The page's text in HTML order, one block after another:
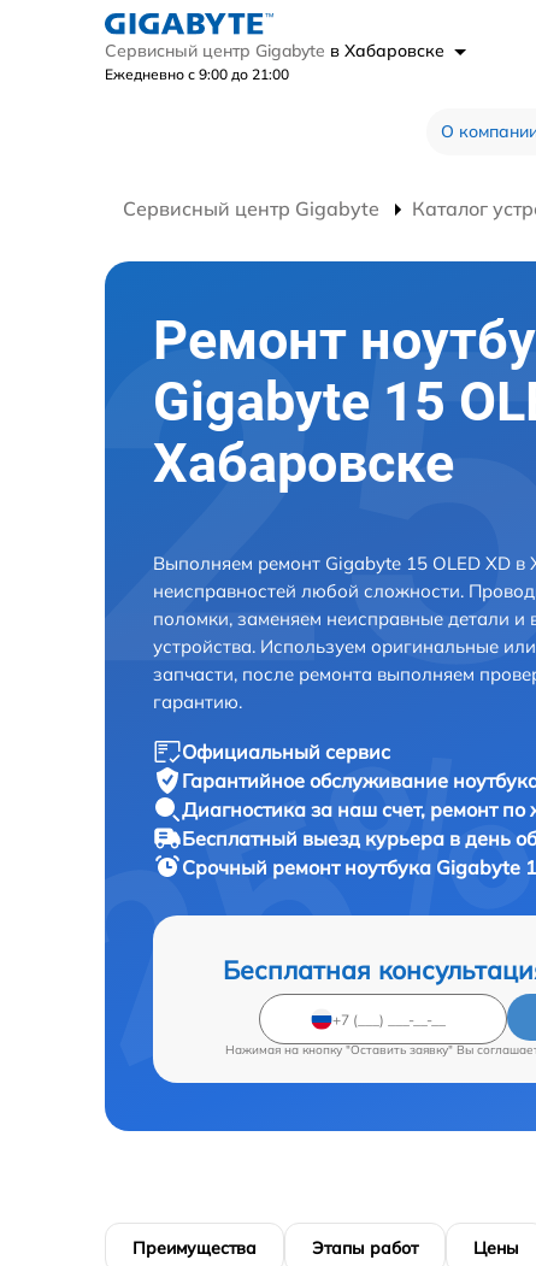
Сервисный центр Gigabyte в Хабаровске
Ежедневно с 9:00 до 21:00
О
Сервисный центр Gigabyte Каталог
Ремонт
Gigabyte 15
Хабаровске
Выполняем ремонт Gigabyte 15 OLED XD в
неисправностей любой сложности.
поломки, заменяем неисправные детали и
устройства. Используем оригинальные
запчасти, после ремонта выполняем
гарантию.
Официальный сервис
Гарантийное обслуживание
Диагностика за наш счет, ремонт
Бесплатный выезд курьера в день
Срочный ремонт ноутбука Gigabyte
Бесплатная
Нажимая на кнопку "Оставить заявку" Вы
Преимущества Этапы работ Цены